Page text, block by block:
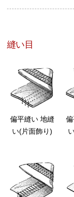
縫い目
偏平縫い 地縫
い(片面飾り)